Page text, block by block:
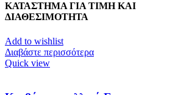
ΚΑΤΑΣΤΗΜΑ ΓΙΑ ΤΙΜΗ ΚΑΙ
ΔΙΑΘΕΣΙΜΟΤΗΤΑ
Add to wishlist
Διαβάστε περισσότερα
Quick view